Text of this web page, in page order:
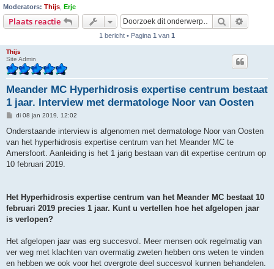
Moderators: Thijs Erje
Plaats reactie Zoek
1 bericht • Pagina 1 van 1
Thijs
Site Admin
Meander MC Hyperhidrosis expertise centrum bestaat
1 jaar. Interview met dermatologe Noor van Oosten
B
r
c
h
di 08 jan 2019, 12:02
Onderstaande interview is afgenomen met dermatologe Noor van Oosten
van het hyperhidrosis expertise centrum van het Meander MC te
Amersfoort. Aanleiding is het 1 jarig bestaan van dit expertise centrum op
10 februari 2019.
Het Hyperhidrosis expertise centrum van het Meander MC bestaat 10
februari 2019 precies 1 jaar. Kunt u vertellen hoe het afgelopen jaar
is verlopen?
Het afgelopen jaar was erg succesvol. Meer mensen ook regelmatig van
ver weg met klachten van overmatig zweten hebben ons weten te vinden
en hebben we ook voor het overgrote deel succesvol kunnen behandelen.